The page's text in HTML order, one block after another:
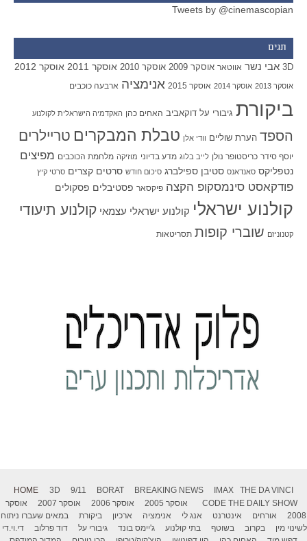
Tweets by @cinemascopian
תגים
3D אבי נשר אווטאר אוסקר 2009 אוסקר 2010 אוסקר 2011 אוסקר 2012
אוסקר 2013 אוסקר 2014 אוסקר 2015 אנימציה ארבעה כוכבים
ביקורת גיבורי על דוקאביב האחים כהן האקדמיה הישראלית לקולנוע
הספד הערת שוליים וודי אלן טבלת המבקרים טריילרים
יוסף סידר כריסטופר נולן לייב בלוג מדע בדיוני מוזיקה מלחמת הכוכבים מפיצים
נטפליקס סאנדאנס סטיבן ספילברג סיכום חודש סרטים קצרים סרטי קיץ
פודקאסט סינמסקופ הקצה פיקסאר פסטיבלים פסקולים
קולנוע ישראלי קולנוע ישראלי עצמאי קולנוע תיעודי
קטנוניזם שוברי קופות תסריטאות
HOME 3D 9/11 BORAT BREAKING NEWS IMAX
THE DA VINCI
CODE THE DAILY SHOW אוסקר 2005 אוסקר 2006 אוסקר 2007
אוסקר
2008
אורחים אינטרנט אנג לי אנימציה ארכיון ביקורת
במאים שעברו ניתוח
לשינוי מין
בקרוב בשוטף בתי קולנוע ג'יימס בונד גיבורי על דוד פרלוב
די.וי.די